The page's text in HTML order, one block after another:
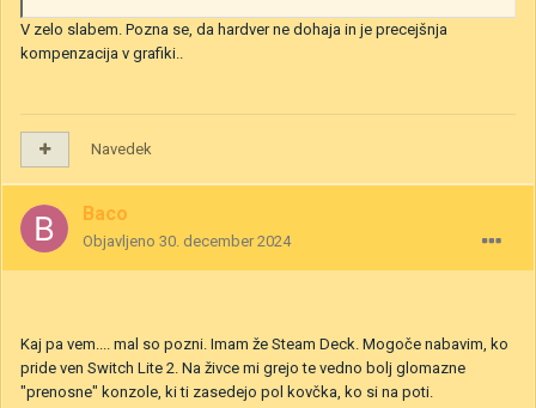
V zelo slabem. Pozna se, da hardver ne dohaja in je precejšnja
kompenzacija v grafiki..
Navedek
Baco
Objavljeno 30. december 2024
Kaj pa vem.... mal so pozni. Imam že Steam Deck. Mogoče nabavim, ko
pride ven Switch Lite 2. Na živce mi grejo te vedno bolj glomazne
"prenosne" konzole, ki ti zasedejo pol kovčka, ko si na poti.